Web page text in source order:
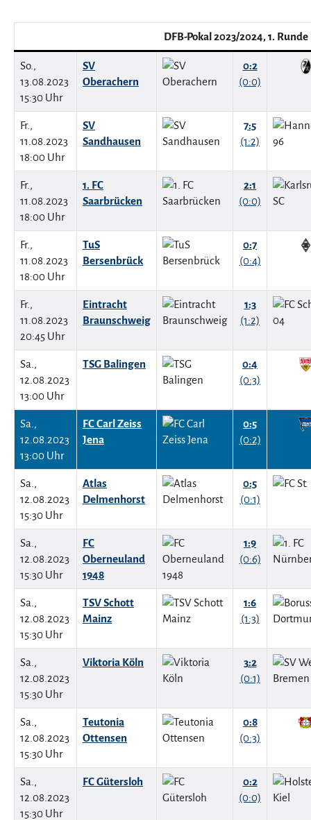
DFB-Pokal 2023/2024, 1. Runde
So.,
13.08.2023
15:30 Uhr
SV
Oberachern
0:2
(0:0)
Fr.,
11.08.2023
18:00 Uhr
SV
Sandhausen
7:5
(1:2)
Fr.,
11.08.2023
18:00 Uhr
1. FC
Saarbrücken
2:1
(0:0)
Fr.,
11.08.2023
18:00 Uhr
TuS
Bersenbrück
0:7
(0:4)
Fr.,
11.08.2023
20:45 Uhr
Eintracht
Braunschweig
1:3
(1:2)
Sa.,
12.08.2023
13:00 Uhr
TSG Balingen
0:4
(0:3)
Sa.,
12.08.2023
13:00 Uhr
FC Carl Zeiss
Jena
0:5
(0:2)
Sa.,
12.08.2023
15:30 Uhr
Atlas
Delmenhorst
0:5
(0:1)
Sa.,
12.08.2023
15:30 Uhr
FC
Oberneuland
1948
1:9
(0:6)
Sa.,
12.08.2023
15:30 Uhr
TSV Schott
Mainz
1:6
(1:3)
Sa.,
12.08.2023
15:30 Uhr
Viktoria Köln
3:2
(0:1)
Sa.,
12.08.2023
15:30 Uhr
Teutonia
Ottensen
0:8
(0:3)
Sa.,
12.08.2023
15:30 Uhr
FC Gütersloh
0:2
(0:0)